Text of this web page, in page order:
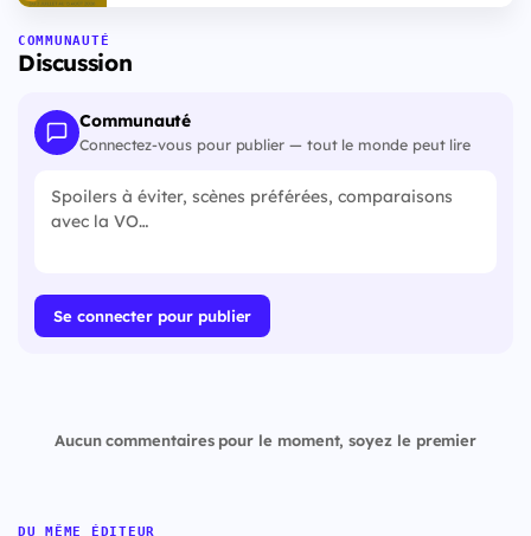
COMMUNAUTÉ
Discussion
Communauté
Connectez-vous pour publier — tout le monde peut lire
Se connecter pour publier
Aucun commentaires pour le moment, soyez le premier
DU MÊME ÉDITEUR